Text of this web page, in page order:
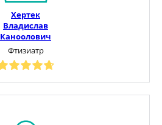
Хертек
Владислав
Каноолович
Фтизиатр